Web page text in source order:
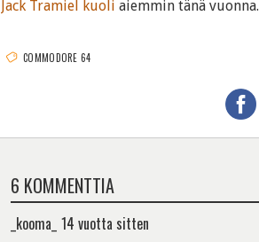
Jack Tramiel kuoli aiemmin tänä vuonna.
COMMODORE 64
6 KOMMENTTIA
_kooma_ 14 vuotta sitten